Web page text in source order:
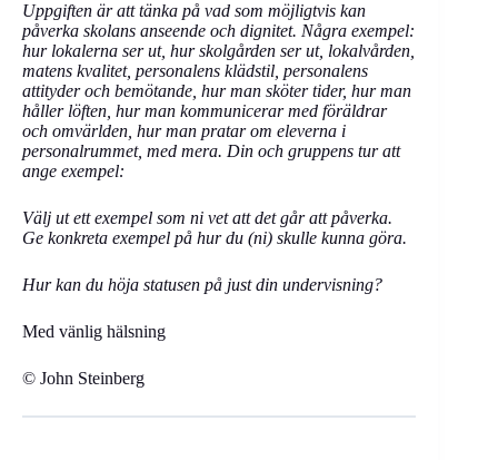
Uppgiften är att tänka på vad som möjligtvis kan
påverka skolans anseende och dignitet. Några exempel:
hur lokalerna ser ut, hur skolgården ser ut, lokalvården,
matens kvalitet, personalens klädstil, personalens
attityder och bemötande, hur man sköter tider, hur man
håller löften, hur man kommunicerar med föräldrar
och omvärlden, hur man pratar om eleverna i
personalrummet, med mera. Din och gruppens tur att
ange exempel:
Välj ut ett exempel som ni vet att det går att påverka.
Ge konkreta exempel på hur du (ni) skulle kunna göra.
Hur kan du höja statusen på just din undervisning?
Med vänlig hälsning
© John Steinberg